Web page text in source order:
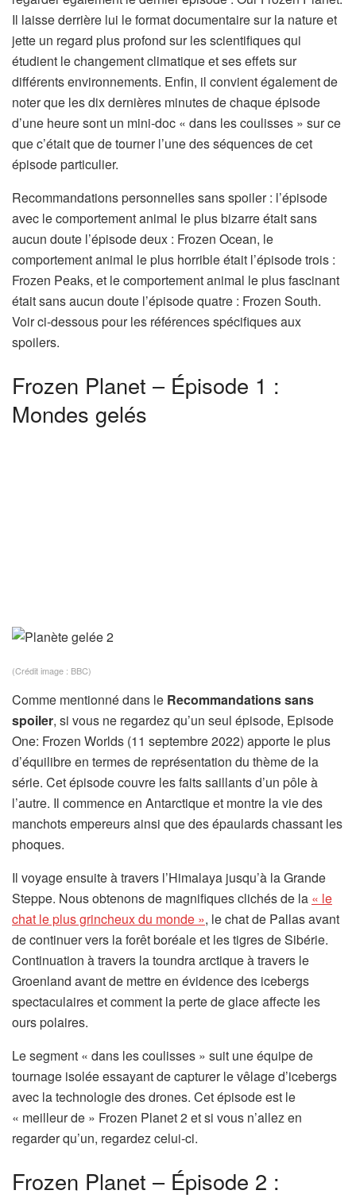
Il laisse derrière lui le format documentaire sur la nature et
jette un regard plus profond sur les scientifiques qui
étudient le changement climatique et ses effets sur
différents environnements. Enfin, il convient également de
noter que les dix dernières minutes de chaque épisode
d’une heure sont un mini-doc « dans les coulisses » sur ce
que c’était que de tourner l’une des séquences de cet
épisode particulier.
Recommandations personnelles sans spoiler : l’épisode
avec le comportement animal le plus bizarre était sans
aucun doute l’épisode deux : Frozen Ocean, le
comportement animal le plus horrible était l’épisode trois :
Frozen Peaks, et le comportement animal le plus fascinant
était sans aucun doute l’épisode quatre : Frozen South.
Voir ci-dessous pour les références spécifiques aux
spoilers.
Frozen Planet – Épisode 1 :
Mondes gelés
(Crédit image : BBC)
Comme mentionné dans le Recommandations sans
spoiler, si vous ne regardez qu’un seul épisode, Episode
One: Frozen Worlds (11 septembre 2022) apporte le plus
d’équilibre en termes de représentation du thème de la
série. Cet épisode couvre les faits saillants d’un pôle à
l’autre. Il commence en Antarctique et montre la vie des
manchots empereurs ainsi que des épaulards chassant les
phoques.
Il voyage ensuite à travers l’Himalaya jusqu’à la Grande
Steppe. Nous obtenons de magnifiques clichés de la « le
chat le plus grincheux du monde », le chat de Pallas avant
de continuer vers la forêt boréale et les tigres de Sibérie.
Continuation à travers la toundra arctique à travers le
Groenland avant de mettre en évidence des icebergs
spectaculaires et comment la perte de glace affecte les
ours polaires.
Le segment « dans les coulisses » suit une équipe de
tournage isolée essayant de capturer le vêlage d’icebergs
avec la technologie des drones. Cet épisode est le
« meilleur de » Frozen Planet 2 et si vous n’allez en
regarder qu’un, regardez celui-ci.
Frozen Planet – Épisode 2 :